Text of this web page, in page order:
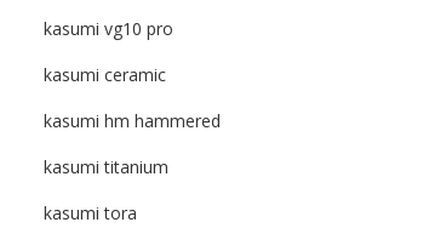
kasumi vg10 pro
kasumi ceramic
kasumi hm hammered
kasumi titanium
kasumi tora